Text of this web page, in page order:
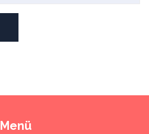
Menü